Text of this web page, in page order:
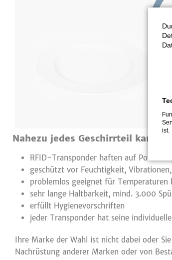
Nahezu jedes Geschirrteil kann
RFID-Transponder haften auf
geschützt vor Feuchtigkeit,
problemlos geeignet für Temperaturen
sehr lange Haltbarkeit, mind. 3.000
erfüllt Hygienevorschriften
jeder Transponder hat seine
Ihre Marke der Wahl ist nicht dabei oder
Nachrüstung anderer Marken oder von
ist.